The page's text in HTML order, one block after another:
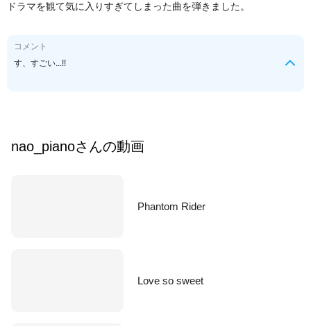
ドラマを観て気に入りすぎてしまった曲を弾きました。
コメント
す、すごい...!!
nao_pianoさんの動画
Phantom Rider
Love so sweet